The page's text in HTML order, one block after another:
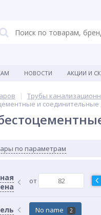
НОВОСТИ АКЦИИ И
Трубы
и соединительные
по параметрам
от
No name 2